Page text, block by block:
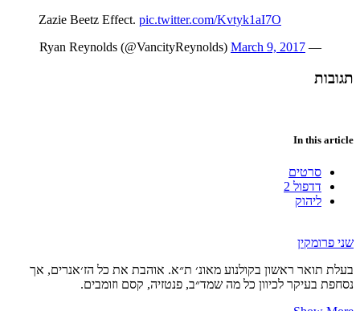
Zazie Beetz Effect. pic.twitter.com/Kvtyk1aI7O
— Ryan Reynolds (@VancityReynolds)
March 9, 2017
תגובות
In this article
סרטים
דדפול 2
ליהוק
שני פרומקין
בעלת תואר ראשון בקולנוע מאונ׳ ת״א. אוהבת את כל הז׳אנרים, אך
נסחפת בעיקר לכיוון כל מה שמד״ב, פנטזיה, קסם וזומבים.